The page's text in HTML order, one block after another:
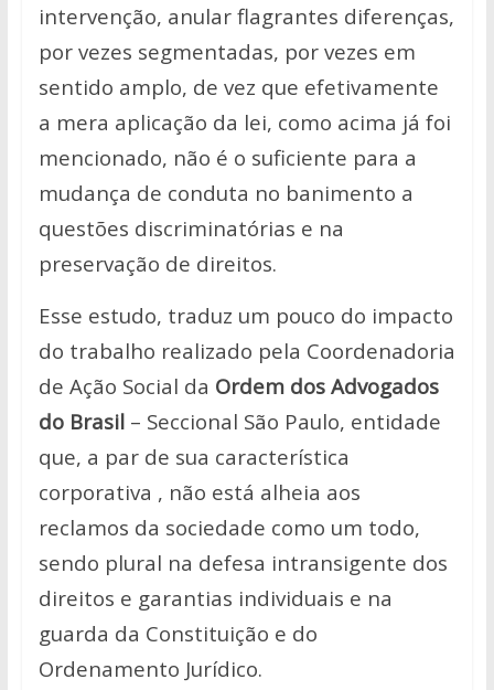
intervenção, anular flagrantes diferenças,
por vezes segmentadas, por vezes em
sentido amplo, de vez que efetivamente
a mera aplicação da lei, como acima já foi
mencionado, não é o suficiente para a
mudança de conduta no banimento a
questões discriminatórias e na
preservação de direitos.
Esse estudo, traduz um pouco do impacto
do trabalho realizado pela Coordenadoria
de Ação Social da Ordem dos Advogados
do Brasil– Seccional São Paulo, entidade
que, a par de sua característica
corporativa , não está alheia aos
reclamos da sociedade como um todo,
sendo plural na defesa intransigente dos
direitos e garantias individuais e na
guarda da Constituição e do
Ordenamento Jurídico.